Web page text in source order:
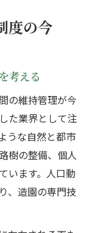
度の今
考える
の維持管理が今
た業界として注
うな自然と都市
樹の整備、個人
います。人口動
、造園の専門技